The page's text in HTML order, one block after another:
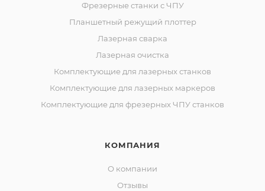
Фрезерные станки с ЧПУ
Планшетный режущий плоттер
Лазерная сварка
Лазерная очистка
Комплектующие для лазерных станков
Комплектующие для лазерных маркеров
Комплектующие для фрезерных ЧПУ станков
КОМПАНИЯ
О компании
Отзывы